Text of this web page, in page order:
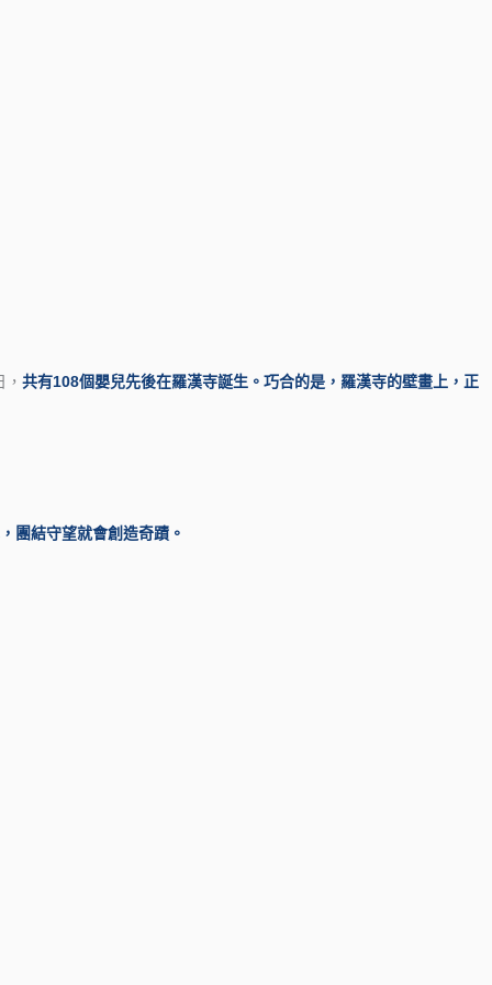
共有108個嬰兒先後在羅漢寺誕生。巧合的是，羅漢寺的壁畫上，正
團結守望就會創造奇蹟。